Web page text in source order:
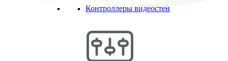
Контроллеры видеостен